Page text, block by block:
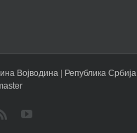
Војводина
Република Србија
Rss YouTube